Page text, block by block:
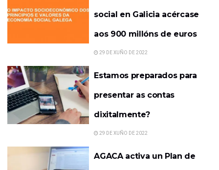
social en Galicia acércase
aos 900 millóns de euros
29 DE XUÑO DE 2022
Estamos preparados para
presentar as contas
dixitalmente?
29 DE XUÑO DE 2022
AGACA activa un Plan de